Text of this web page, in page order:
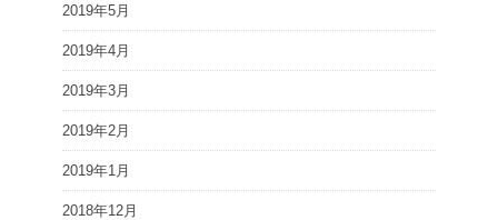
2019年5月
2019年4月
2019年3月
2019年2月
2019年1月
2018年12月